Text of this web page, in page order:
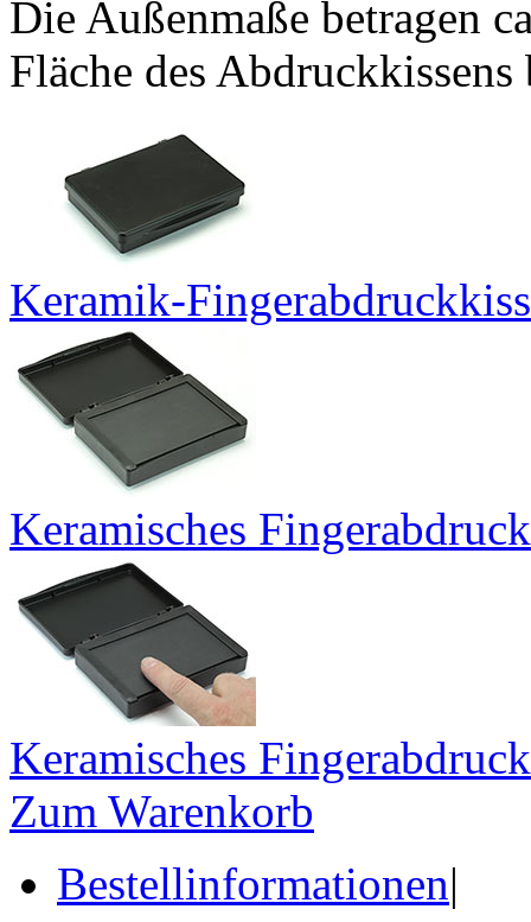
Die Außenmaße betragen
Fläche des
Keramik-
Keramisches
Keramisches
Zum Warenkorb
Bestellinformationen|